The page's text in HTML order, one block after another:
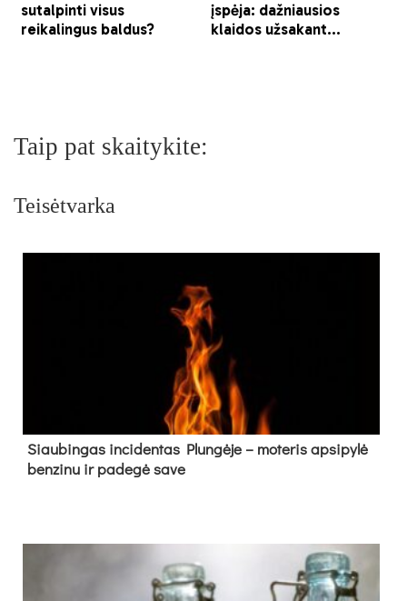
Taip pat skaitykite:
Teisėtvarka
Siau­bin­gas in­ci­den­tas Plun­gė­je – mo­te­ris ap­si­py­lė
ben­zi­nu ir pa­de­gė sa­ve